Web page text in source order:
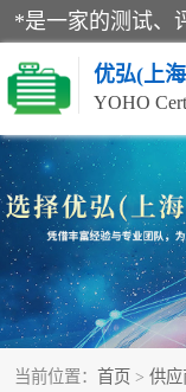
优弘(上
YOHO
当前位置： 首页 > 供应
RECYCLASS认证
NR12认证
ART认证
巴西认证